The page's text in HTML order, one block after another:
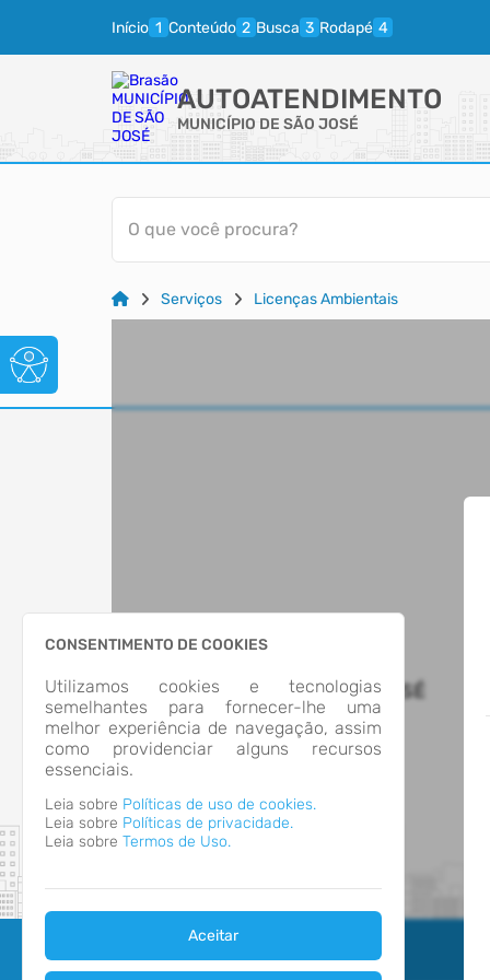
Início Conteúdo Busca Rodapé
AUTOATENDIMENTO
MUNICÍPIO DE SÃO JOSÉ
O que você procura?
Serviços Licenças Ambientais
CONSENTIMENTO DE COOKIES
Utilizamos cookies e tecnologias
semelhantes para fornecer-lhe uma
melhor experiência de navegação, assim
como providenciar alguns recursos
essenciais.
Leia sobre Políticas de uso de cookies.
Leia sobre Políticas de privacidade.
Leia sobre Termos de Uso.
Aceitar
MUNICÍPIO DE SÃO JOSÉ